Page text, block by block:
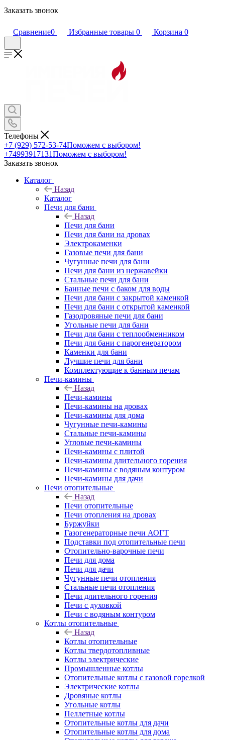
Заказать звонок
Сравнение0 Избранные товары 0 Корзина 0
Телефоны
+7 (929) 572-53-74Поможем с выбором!
+74993917131Поможем с выбором!
Заказать звонок
Каталог
Назад
Каталог
Печи для бани
Назад
Печи для бани
Печи для бани на дровах
Электрокаменки
Газовые печи для бани
Чугунные печи для бани
Печи для бани из нержавейки
Стальные печи для бани
Банные печи с баком для воды
Печи для бани с закрытой каменкой
Печи для бани с открытой каменкой
Газодровяные печи для бани
Угольные печи для бани
Печи для бани с теплообменником
Печи для бани с парогенератором
Каменки для бани
Лучшие печи для бани
Комплектующие к банным печам
Печи-камины
Назад
Печи-камины
Печи-камины на дровах
Печи-камины для дома
Чугунные печи-камины
Стальные печи-камины
Угловые печи-камины
Печи-камины с плитой
Печи-камины длительного горения
Печи-камины с водяным контуром
Печи-камины для дачи
Печи отопительные
Назад
Печи отопительные
Печи отопления на дровах
Буржуйки
Газогенераторные печи АОГТ
Подставки под отопительные печи
Отопительно-варочные печи
Печи для дома
Печи для дачи
Чугунные печи отопления
Стальные печи отопления
Печи длительного горения
Печи с духовкой
Печи с водяным контуром
Котлы отопительные
Назад
Котлы отопительные
Котлы твердотопливные
Котлы электрические
Промышленные котлы
Отопительные котлы с газовой горелкой
Электрические котлы
Дровяные котлы
Угольные котлы
Пеллетные котлы
Отопительные котлы для дачи
Отопительные котлы для дома